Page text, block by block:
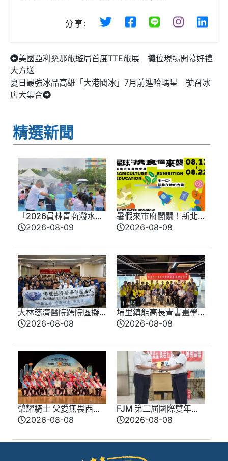
分享:
美國亞利桑那旅遊局首度TTE旅展 攤位現場開幕好禮
大方送
夏日最強冰品高雄「大港閱冰」7月前進哈瑪星 號召冰
店大集合
精選新聞
「2026員林青商潑水
節」 大小朋友打水仗 玩
2026-08-09
暑假來市府闖關！新北
味覺星球8/13登場 8/10
2026-08-08
大林慈濟醫院跨院區擬
真情境競賽登場 模擬
2026-08-08
埔里鎮能高長青書畫學
會會員聯合展 匯聚各界
2026-08-08
榮耀騎士 父愛無畏西部
牛仔風歡慶父親節 模
2026-08-08
FJM 第二屆國際雙年會
9 月台南登場 同步啟動
2026-08-08